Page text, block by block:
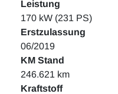
Leistung
170 kW (231 PS)
Erstzulassung
06/2019
KM Stand
246.621 km
Kraftstoff